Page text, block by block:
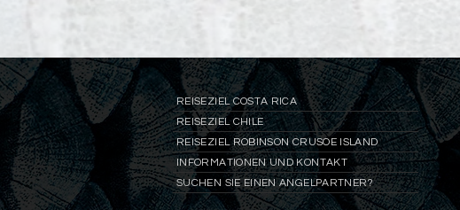
REISEZIEL COSTA RICA
REISEZIEL CHILE
REISEZIEL ROBINSON CRUSOE ISLAND
INFORMATIONEN UND KONTAKT
SUCHEN SIE EINEN ANGELPARTNER?